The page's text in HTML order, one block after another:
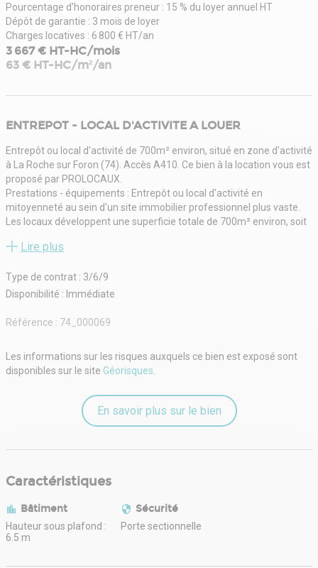
Pourcentage d'honoraires preneur : 15 % du loyer annuel HT
Dépôt de garantie : 3 mois de loyer
Charges locatives : 6 800 € HT/an
3 667 € HT-HC/mois
63 € HT-HC/m²/an
ENTREPOT - LOCAL D'ACTIVITE A LOUER
Entrepôt ou local d'activité de 700m² environ, situé en zone d'activité
à La Roche sur Foron (74). Accès A410. Ce bien à la location vous est
proposé par PROLOCAUX.
Prestations - équipements : Entrepôt ou local d'activité en
mitoyenneté au sein d'un site immobilier professionnel plus vaste.
Les locaux développent une superficie totale de 700m² environ, soit
charpente métallique, dalle béton, bardage et acier, désenfumage.-
sous poutre de 6.50mCour extérieure de 400m² environ, en enrobé,
non clôturée. Le local n'est actuellement pas isolé et chauffé. Un
besoin.
- Préavis : 3 mois
- Fiscalité : TVA
- Indexation : Annuelle, date prise effet
- Dépôt de garantie : 3 mois HT
Lire plus
Type de contrat : 3/6/9
Disponibilité : Immédiate
Référence : 74_000069
Les informations sur les risques auxquels ce bien est exposé sont
disponibles sur le site Géorisques.
En savoir plus sur le bien
Caractéristiques
Bâtiment
Hauteur sous plafond :
6.5 m
Sécurité
Porte sectionnelle